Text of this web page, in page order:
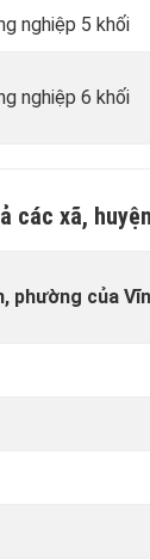
nghiệp 5 khối
nghiệp 6 khối
các xã,
phường của